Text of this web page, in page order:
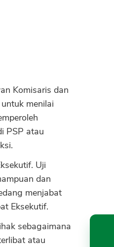
Komisaris dan
menilai
PSP atau
Uji
dan
menjabat
Eksekutif.
sebagaimana
atau